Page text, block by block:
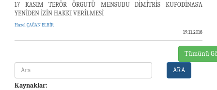
17 KASIM TERÖR ÖRGÜTÜ MENSUBU DİMİTRİS KUFODİNAS’A
YENİDEN İZİN HAKKI VERİLMESİ
Hazel ÇAĞAN ELBİR
19.11.2018
Tümünü
ARA
Kaynaklar: